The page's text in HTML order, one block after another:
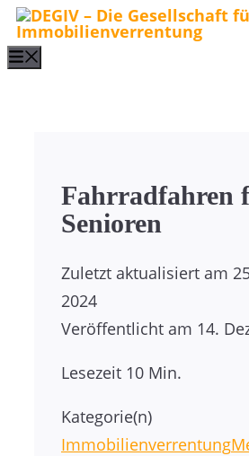
Zum
Inhalt
springen
Fahrradfahren
Senioren
Zuletzt aktualisiert am
2024
Veröffentlicht am 14.
Lesezeit 10 Min.
Kategorie(n)
Immobilienverrentung